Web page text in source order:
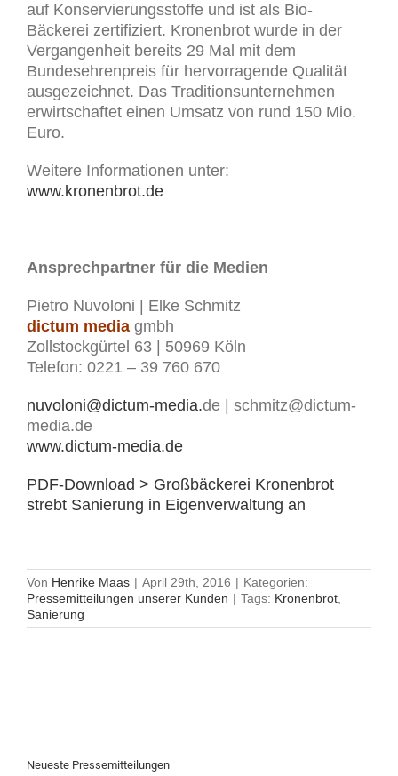
auf Konservierungsstoffe und ist als Bio-
Bäckerei zertifiziert. Kronenbrot wurde in der
Vergangenheit bereits 29 Mal mit dem
Bundesehrenpreis für hervorragende Qualität
ausgezeichnet. Das Traditionsunternehmen
erwirtschaftet einen Umsatz von rund 150 Mio.
Euro.
Weitere Informationen unter:
www.kronenbrot.de
Ansprechpartner für die Medien
Pietro Nuvoloni | Elke Schmitz
dictum media gmbh
Zollstockgürtel 63 | 50969 Köln
Telefon: 0221 – 39 760 670
nuvoloni@dictum-media.de | schmitz@dictum-
media.de
www.dictum-media.de
PDF-Download > Großbäckerei Kronenbrot
strebt Sanierung in Eigenverwaltung an
Von Henrike Maas | April 29th, 2016 | Kategorien:
Pressemitteilungen unserer Kunden | Tags: Kronenbrot
Sanierung
Neueste Pressemitteilungen